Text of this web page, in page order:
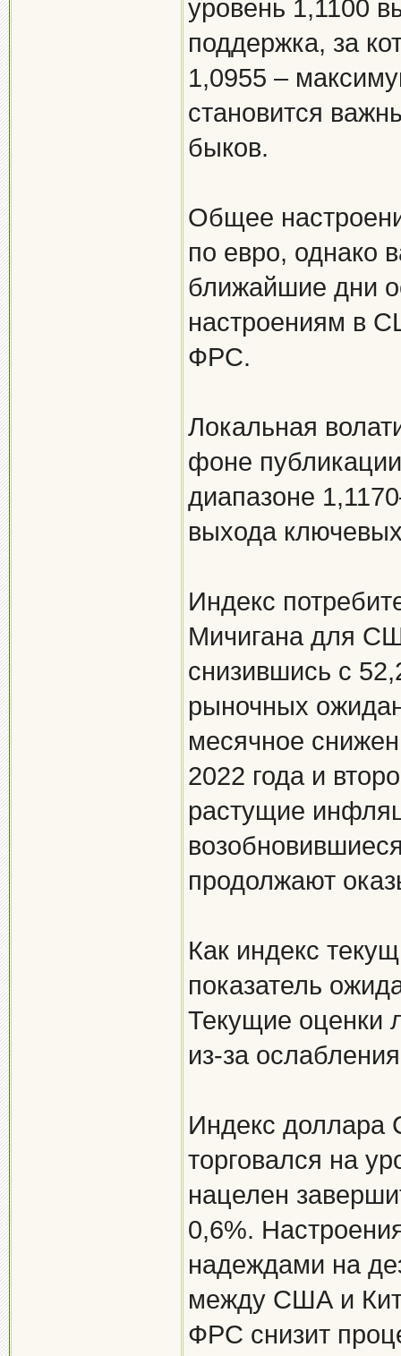
уровень 1,1100
поддержка, за
1,0955 –
становится
быков.
Общее
по евро, однако
ближайшие дни
настроениям в
ФРС.
Локальная
фоне
диапазоне
выхода
Индекс
Мичигана для
снизившись с
рыночных
месячное
2022 года и
растущие
продолжают
Как индекс
показатель
Текущие оценки
из-за
Индекс доллара
торговался на
нацелен
0,6%.
надеждами на
между США и
ФРС снизит